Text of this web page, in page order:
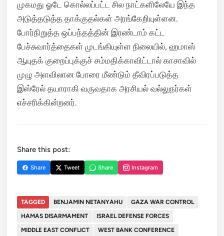
முகமது ஓடே கொல்லப்பட்ட சில நாட்களிலேயே இந்த
அடுத்தடுத்த தாக்குதல்கள் அரங்கேறியுள்ளன.
போர்நிறுத்த ஒப்பந்தத்தின் இரண்டாம் கட்ட
பேச்சுவார்த்தைகள் முடங்கியுள்ள நிலையில், ஹமாஸ்
ஆயுதக் குறைப்புக்குச் சம்மதிக்காவிட்டால் காசாவில்
முழு அளவிலான போரை மீண்டும் தீவிரப்படுத்த
இஸ்ரேல் தயாராகி வருவதாக அரசியல் வல்லுநர்கள்
எச்சரிக்கின்றனர்.
Share this post:
Share Tweet Share Instagram
TAGGED BENJAMIN NETANYAHU
GAZA WAR CONTROL
HAMAS DISARMAMENT
ISRAEL DEFENSE FORCES
MIDDLE EAST CONFLICT
WEST BANK CONFERENCE